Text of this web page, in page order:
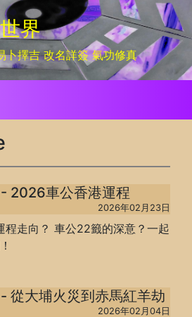
界
卜擇吉 改名詳簽 氣功修真
2026車公香港運程
2026年02月23日
走向？ 車公22籤的深意？一起
從大埔火災到赤馬紅羊劫
2026年02月04日